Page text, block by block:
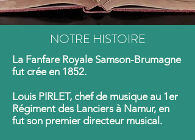
NOTRE HISTOIRE
La Fanfare Royale Samson-Brumagne
fut crée en 1852.
Louis PIRLET, chef de musique au 1er
Régiment des Lanciers à Namur, en
fut son premier directeur musical.